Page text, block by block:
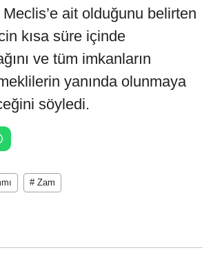
ait olduğunu belirten
kısa süre içinde
ve tüm imkanların
yanında olunmaya
söyledi.
# Zam